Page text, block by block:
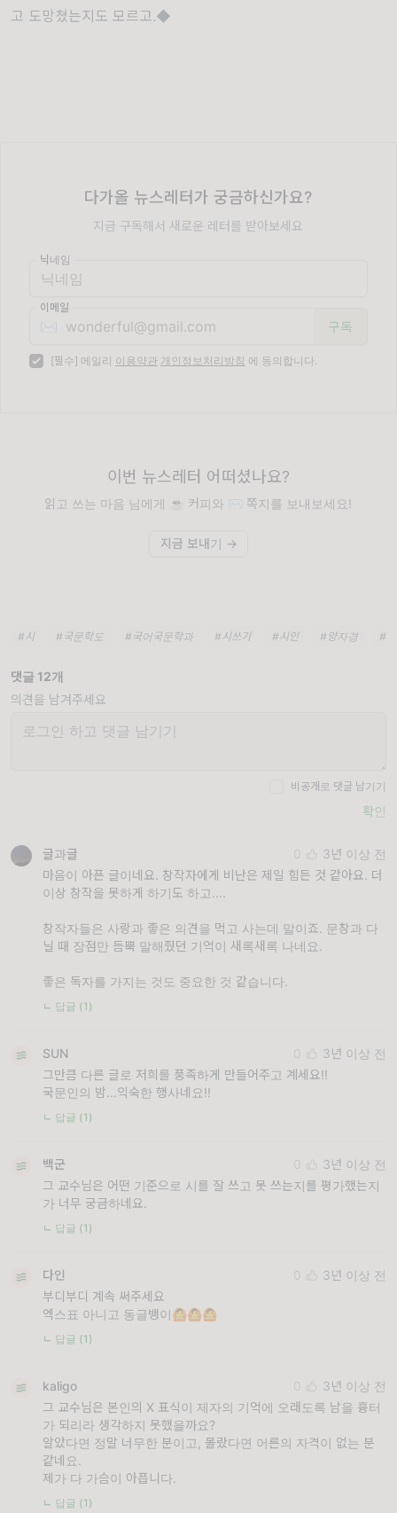
고 도망쳤는지도 모르고.◆
다가올 뉴스레터가 궁금하신가요?
지금 구독해서 새로운 레터를 받아보세요
닉네임
이메일
✉️
[필수] 메일리 이용약관 개인정보처리방침 에 동의합니다.
이번 뉴스레터 어떠셨나요?
읽고 쓰는 마음 님에게 ☕️ 커피와 ✉️ 쪽지를 보내보세요!
지금 보내기 →
#시 #국문학도 #국어국문학과 #시쓰기 #시인 #양자경 #
댓글 12개
의견을 남겨주세요
비공개로 댓글 남기기
확인
글과글 0
3년 이상 전
마음이 아픈 글이네요. 창작자에게 비난은 제일 힘든 것 같아요. 더
이상 창작을 못하게 하기도 하고....
창작자들은 사랑과 좋은 의견을 먹고 사는데 말이죠. 문창과 다
닐 때 장점만 듬뿍 말해줬던 기억이 새록새록 나네요.
좋은 독자를 가지는 것도 중요한 것 같습니다.
ㄴ 답글 (1)
SUN 0
3년 이상 전
그만큼 다른 글로 저희를 풍족하게 만들어주고 계세요!!
국문인의 밤...익숙한 행사네요!!
ㄴ 답글 (1)
백군 0
3년 이상 전
그 교수님은 어떤 기준으로 시를 잘 쓰고 못 쓰는지를 평가했는지
가 너무 궁금하네요.
ㄴ 답글 (1)
다인 0
3년 이상 전
부디부디 계속 써주세요
엑스표 아니고 동글뱅이🙆🙆🙆
ㄴ 답글 (1)
kaligo 0
3년 이상 전
그 교수님은 본인의 X 표식이 제자의 기억에 오래도록 남을 흉터
가 되리라 생각하지 못했을까요?
알았다면 정말 너무한 분이고, 몰랐다면 어른의 자격이 없는 분
같네요.
제가 다 가슴이 아픕니다.
ㄴ 답글 (1)